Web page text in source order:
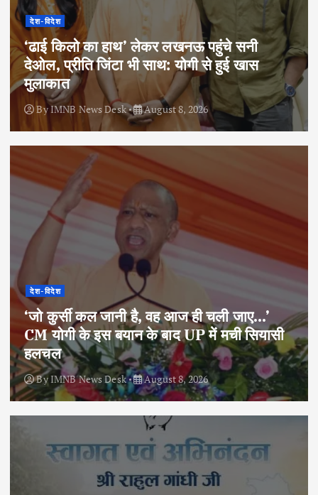
देश-विदेश
‘ढाई किलो का हाथ’ लेकर लखनऊ पहुंचे सनी
देओल, प्रीति जिंटा भी साथ: योगी से हुई खास
मुलाकात
ByIMNB News Desk August 8, 2026
देश-विदेश
‘जो कुर्सी कल जानी है, वह आज ही चली जाए…’
CM योगी के इस बयान के बाद UP में मची सियासी
हलचल
ByIMNB News Desk August 8, 2026